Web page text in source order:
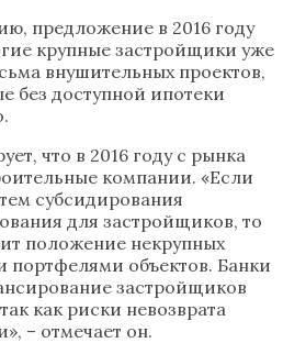
предложение в 2016 году
крупные застройщики уже
внушительных проектов,
без доступной ипотеки
что в 2016 году с рынка
компании. «Если
субсидирования
для застройщиков, то
положение некрупных
портфелями объектов. Банки
застройщиков
как риски невозврата
– отмечает он.